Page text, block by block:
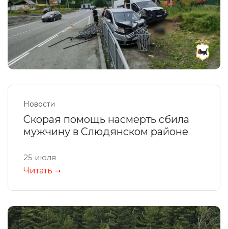
Новости
Скорая помощь насмерть сбила
мужчину в Слюдянском районе
25 июля
Читать